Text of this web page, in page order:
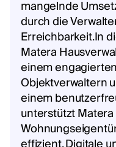
mangelnde
durch die
Erreichbarkeit.In
Matera
einem
Objektverwaltern
einem
unterstützt Matera